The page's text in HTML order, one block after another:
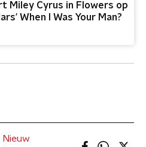
Miley Cyrus in Flowers op
When I Was Your Man?
Nieuw